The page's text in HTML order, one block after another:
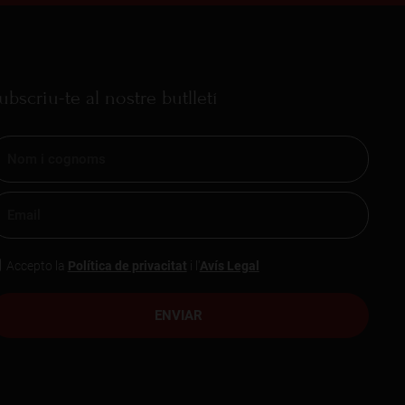
te al nostre butlletí
ENVIAR
Accepto la Política de privacitat Avís Legal